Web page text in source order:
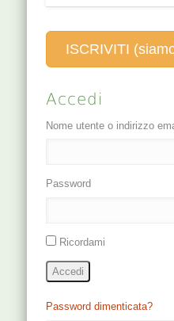
FUNZIONI punto
luo del GV, punto
di incontro con
Punto Porta della
ISCRIVITI
Accedi
Nome utente o indirizzo
Password
Ricordami
Accedi
Password dimenticata?